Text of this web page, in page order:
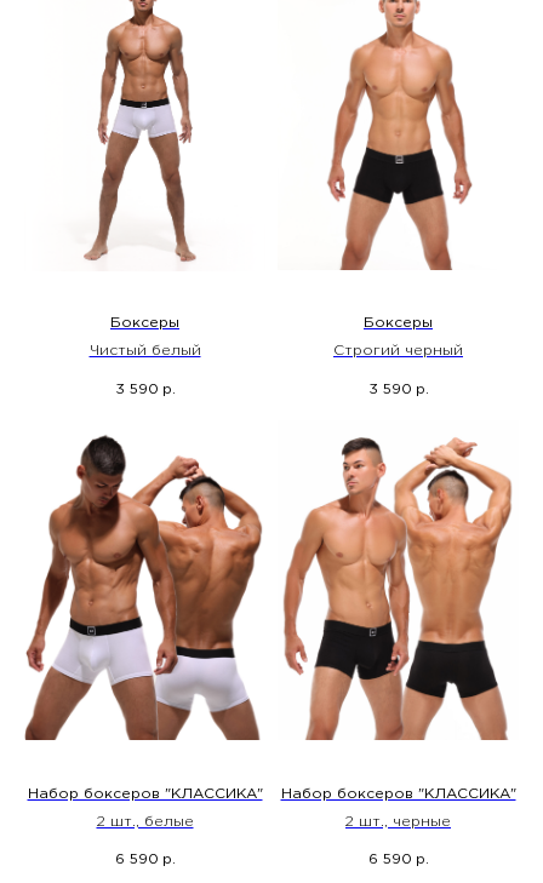
Боксеры
Чистый белый
3 590 р.
Боксеры
Строгий черный
3 590 р.
Набор боксеров "КЛАССИКА"
2 шт., белые
6 590 р.
Набор боксеров "КЛАССИКА"
2 шт., черные
6 590 р.